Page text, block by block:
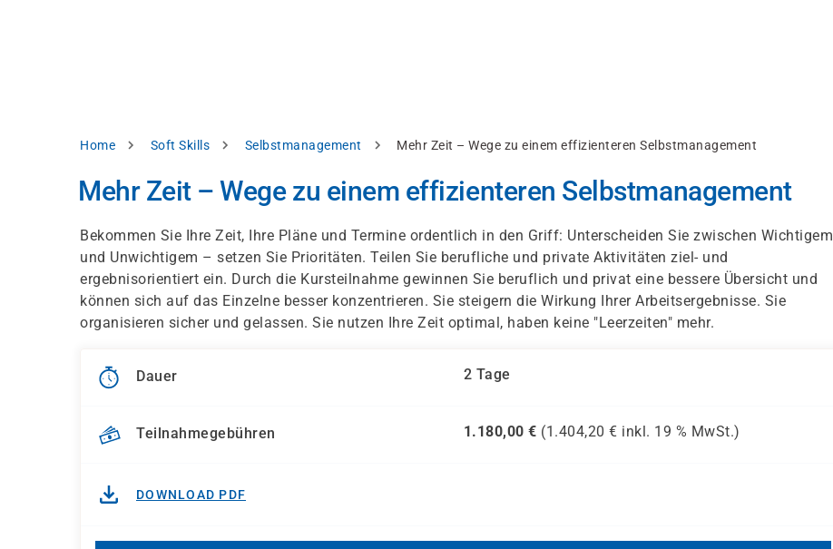
Pfadnavigation
Home Soft Skills Selbstmanagement Mehr Zeit – Wege zu einem effizienteren Selbstmanagement
Mehr Zeit – Wege zu einem effizienteren Selbstmanagement
Bekommen Sie Ihre Zeit, Ihre Pläne und Termine ordentlich in den Griff: Unterscheiden Sie zwischen Wichtigem
und Unwichtigem – setzen Sie Prioritäten. Teilen Sie berufliche und private Aktivitäten ziel- und
ergebnisorientiert ein. Durch die Kursteilnahme gewinnen Sie beruflich und privat eine bessere Übersicht und
können sich auf das Einzelne besser konzentrieren. Sie steigern die Wirkung Ihrer Arbeitsergebnisse. Sie
organisieren sicher und gelassen. Sie nutzen Ihre Zeit optimal, haben keine "Leerzeiten" mehr.
Dauer 2 Tage
Teilnahmegebühren 1.180,00 € (1.404,20 € inkl. 19 % MwSt.)
DOWNLOAD PDF
Datenschutzhinweis